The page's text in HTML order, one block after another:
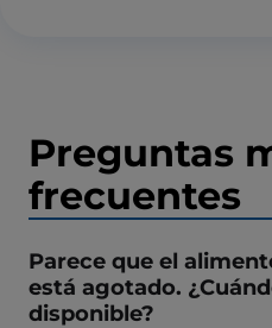
Preguntas
frecuentes
Parece que el
está agotado.
disponible?